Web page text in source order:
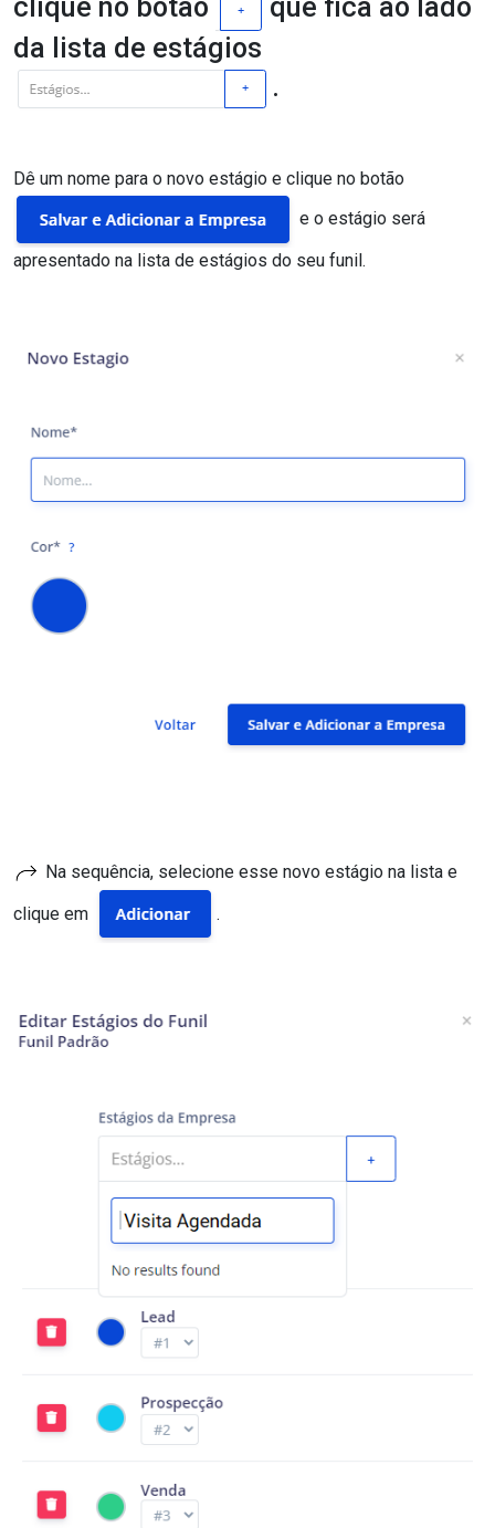
clique no botão
que fica ao lado
da lista de estágios
.
Dê um nome para o novo estágio e clique no botão
e o estágio será
apresentado na lista de estágios do seu funil.
Na sequência, selecione esse novo estágio na lista e
clique em
.